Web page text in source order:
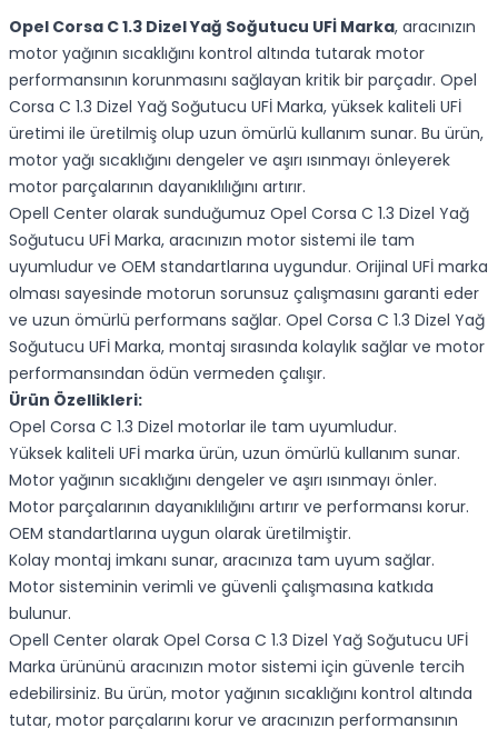
Opel Corsa C 1.3 Dizel Yağ Soğutucu UFİ Marka, aracınızın
motor yağının sıcaklığını kontrol altında tutarak motor
performansının korunmasını sağlayan kritik bir parçadır. Opel
Corsa C 1.3 Dizel Yağ Soğutucu UFİ Marka, yüksek kaliteli UFİ
üretimi ile üretilmiş olup uzun ömürlü kullanım sunar. Bu ürün,
motor yağı sıcaklığını dengeler ve aşırı ısınmayı önleyerek
motor parçalarının dayanıklılığını artırır.
Opell Center olarak sunduğumuz Opel Corsa C 1.3 Dizel Yağ
Soğutucu UFİ Marka, aracınızın motor sistemi ile tam
uyumludur ve OEM standartlarına uygundur. Orijinal UFİ marka
olması sayesinde motorun sorunsuz çalışmasını garanti eder
ve uzun ömürlü performans sağlar. Opel Corsa C 1.3 Dizel Yağ
Soğutucu UFİ Marka, montaj sırasında kolaylık sağlar ve motor
performansından ödün vermeden çalışır.
Ürün Özellikleri:
Opel Corsa C 1.3 Dizel motorlar ile tam uyumludur.
Yüksek kaliteli UFİ marka ürün, uzun ömürlü kullanım sunar.
Motor yağının sıcaklığını dengeler ve aşırı ısınmayı önler.
Motor parçalarının dayanıklılığını artırır ve performansı korur.
OEM standartlarına uygun olarak üretilmiştir.
Kolay montaj imkanı sunar, aracınıza tam uyum sağlar.
Motor sisteminin verimli ve güvenli çalışmasına katkıda
bulunur.
Opell Center olarak Opel Corsa C 1.3 Dizel Yağ Soğutucu UFİ
Marka ürününü aracınızın motor sistemi için güvenle tercih
edebilirsiniz. Bu ürün, motor yağının sıcaklığını kontrol altında
tutar, motor parçalarını korur ve aracınızın performansının